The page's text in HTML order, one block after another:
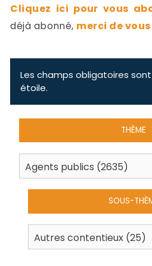
Cliquez ici pour vous
déjà abonné, merci de
Les champs obligatoires
étoile.
THÈME
SOUS-